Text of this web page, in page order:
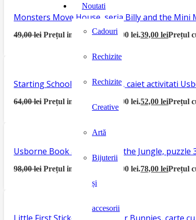
Noutati
Cadouri
Rechizite
Rechizite
Creative
Artă
Bijuterii
și
accesorii
Monsters Move House, seria Billy and the Mini
49,00lei Prețul inițial a fost: 49,00 lei.39,00leiPrețul
Starting School Activity Book, caiet activitati
64,00lei Prețul inițial a fost: 64,00 lei.52,00leiPrețul
Usborne Book and Jigsaw In the Jungle,
98,00lei Prețul inițial a fost: 98,00 lei.78,00leiPrețul